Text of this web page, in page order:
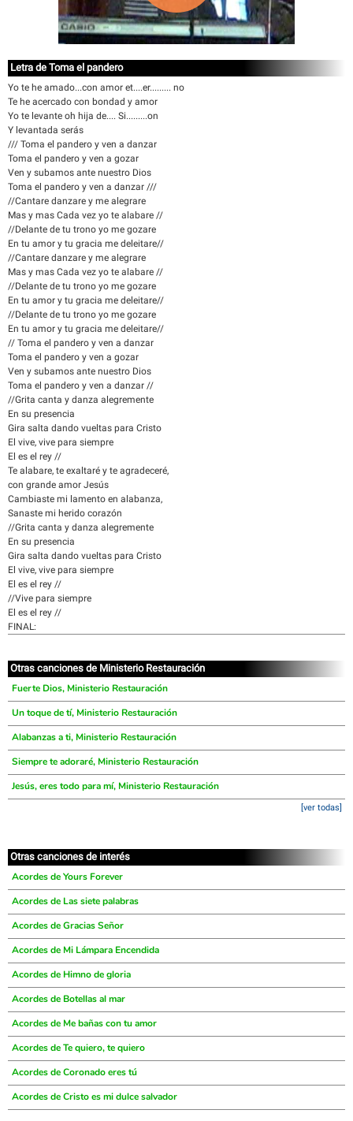
Letra de Toma el pandero
Yo te he amado...con amor et....er......... no
Te he acercado con bondad y amor
Yo te levante oh hija de.... Si.........on
Y levantada serás
/// Toma el pandero y ven a danzar
Toma el pandero y ven a gozar
Ven y subamos ante nuestro Dios
Toma el pandero y ven a danzar ///
//Cantare danzare y me alegrare
Mas y mas Cada vez yo te alabare //
//Delante de tu trono yo me gozare
En tu amor y tu gracia me deleitare//
//Cantare danzare y me alegrare
Mas y mas Cada vez yo te alabare //
//Delante de tu trono yo me gozare
En tu amor y tu gracia me deleitare//
//Delante de tu trono yo me gozare
En tu amor y tu gracia me deleitare//
// Toma el pandero y ven a danzar
Toma el pandero y ven a gozar
Ven y subamos ante nuestro Dios
Toma el pandero y ven a danzar //
//Grita canta y danza alegremente
En su presencia
Gira salta dando vueltas para Cristo
El vive, vive para siempre
El es el rey //
Te alabare, te exaltaré y te agradeceré,
con grande amor Jesús
Cambiaste mi lamento en alabanza,
Sanaste mi herido corazón
//Grita canta y danza alegremente
En su presencia
Gira salta dando vueltas para Cristo
El vive, vive para siempre
El es el rey //
//Vive para siempre
El es el rey //
FINAL:
Otras canciones de Ministerio Restauración
Fuerte Dios, Ministerio Restauración
Un toque de tí, Ministerio Restauración
Alabanzas a ti, Ministerio Restauración
Siempre te adoraré, Ministerio Restauración
Jesús, eres todo para mí, Ministerio Restauración
[ver todas]
Otras canciones de interés
Acordes de Yours Forever
Acordes de Las siete palabras
Acordes de Gracias Señor
Acordes de Mi Lámpara Encendida
Acordes de Himno de gloria
Acordes de Botellas al mar
Acordes de Me bañas con tu amor
Acordes de Te quiero, te quiero
Acordes de Coronado eres tú
Acordes de Cristo es mi dulce salvador